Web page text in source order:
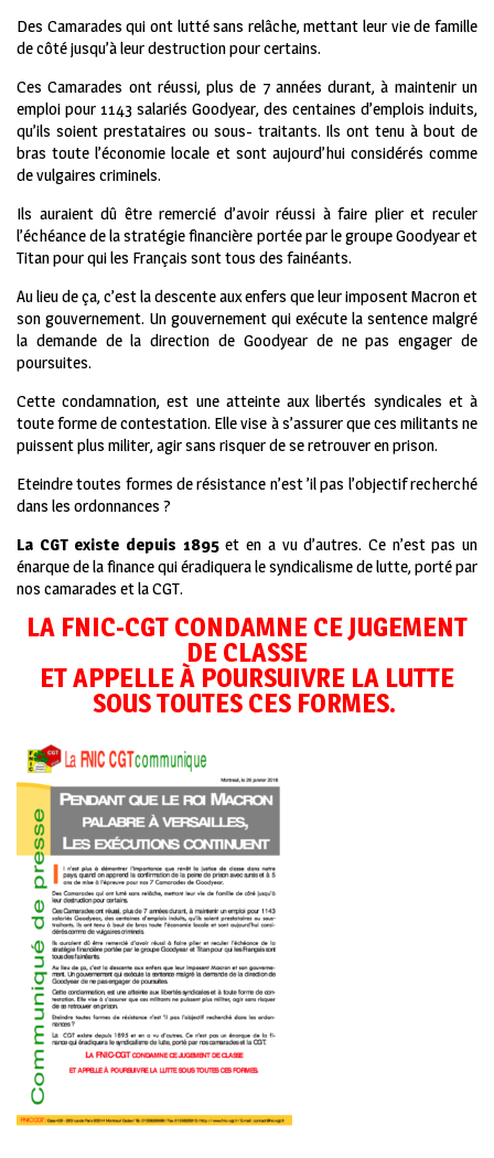
Des Camarades qui ont lutté sans relâche, mettant leur vie de famille
de côté jusqu’à leur destruction pour certains.
Ces Camarades ont réussi, plus de 7 années durant, à maintenir un
emploi pour 1143 salariés Goodyear, des centaines d’emplois induits,
qu’ils soient prestataires ou sous- traitants. Ils ont tenu à bout de
bras toute l’économie locale et sont aujourd’hui considérés comme
de vulgaires criminels.
Ils auraient dû être remercié d’avoir réussi à faire plier et reculer
l’échéance de la stratégie financière portée par le groupe Goodyear et
Titan pour qui les Français sont tous des fainéants.
Au lieu de ça, c’est la descente aux enfers que leur imposent Macron et
son gouvernement. Un gouvernement qui exécute la sentence malgré
la demande de la direction de Goodyear de ne pas engager de
poursuites.
Cette condamnation, est une atteinte aux libertés syndicales et à
toute forme de contestation. Elle vise à s’assurer que ces militants ne
puissent plus militer, agir sans risquer de se retrouver en prison.
Eteindre toutes formes de résistance n’est ’il pas l’objectif recherché
dans les ordonnances ?
La CGT existe depuis 1895et en a vu d’autres. Ce n’est pas un
énarque de la finance qui éradiquera le syndicalisme de lutte, porté par
nos camarades et la CGT.
LA FNIC-CGT CONDAMNE CE JUGEMENT
DE CLASSE
ET APPELLE À POURSUIVRE LA LUTTE
SOUS TOUTES CES FORMES.